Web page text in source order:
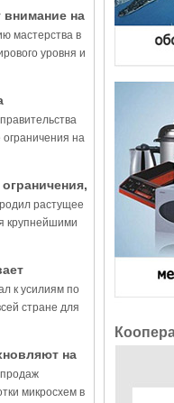
внимание на
мастерства в
уровня и
чиповна
растущее
крупнейшими
чипов
к усилиям по
стране для
на
микросхем в